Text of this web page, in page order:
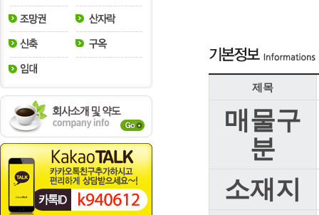
제목
매물구
분
소재지